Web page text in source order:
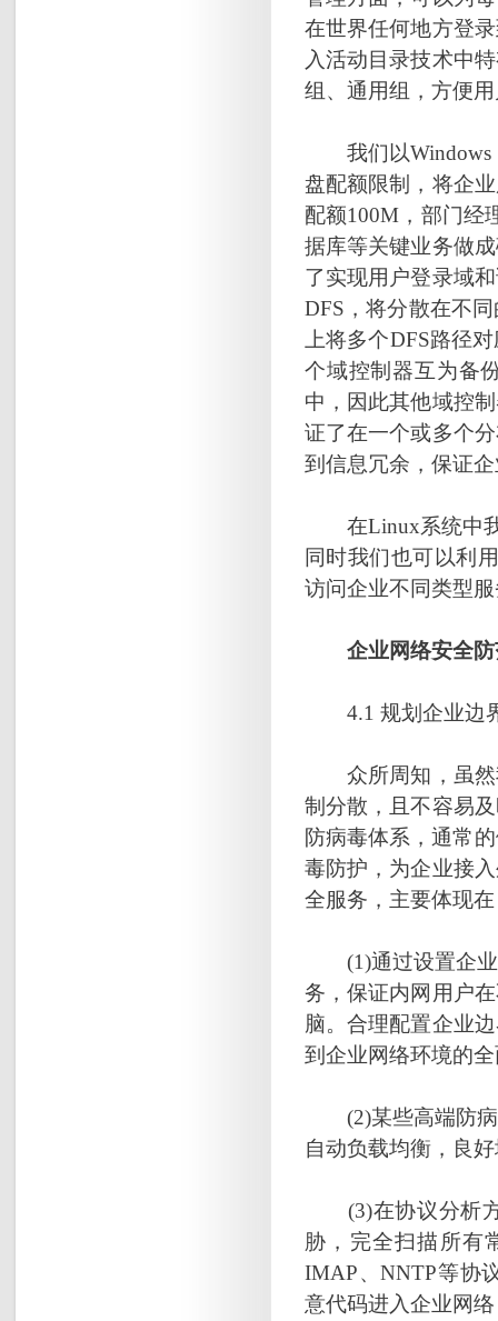
在世界任何地方登
入活动目录技术中
组、通用组，方便
我们以Windows
盘配额限制，将企
配额100M，部门经
据库等关键业务做
了实现用户登录域
DFS，将分散在不
上将多个DFS路径
个域控制器互为备
中，因此其他域控
证了在一个或多个
到信息冗余，保证
在Linux系统中我
同时我们也可以利
访问企业不同类型
企业网络安全防
4.1 规划企业边
众所周知，虽然
制分散，且不容易
防病毒体系，通常
毒防护，为企业接
全服务，主要体现
(1)通过设置企业
务，保证内网用户
脑。合理配置企业
到企业网络环境的
(2)某些高端防病
自动负载均衡，良
(3)在协议分析方
胁，完全扫描所有
IMAP、NNTP等协
意代码进入企业网